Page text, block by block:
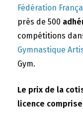
Fédération
près de 500
compétitions
Gymnastique
Gym.
Le prix de la
licence